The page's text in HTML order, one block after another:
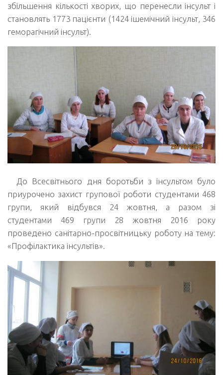
збільшення кількості хворих, що перенесли інсульт і
становлять 1773 пацієнти (1424 ішемічний інсульт, 346
геморагічний інсульт).
До Всесвітнього дня боротьби з інсультом було
приурочено захист групової роботи студентами 468
групи, який відбувся 24 жовтня, а разом зі
студентами 469 групи 28 жовтня 2016 року
проведено санітарно-просвітницьку роботу на тему:
«Профілактика інсультів».